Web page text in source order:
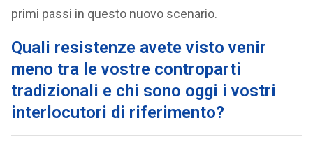
primi passi in questo nuovo scenario.
Quali resistenze avete visto venir
meno tra le vostre controparti
tradizionali e chi sono oggi i vostri
interlocutori di riferimento?